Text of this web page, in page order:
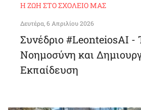
Η ΖΩΉ ΣΤΟ ΣΧΟΛΕΊΟ ΜΑΣ
Δευτέρα, 6 Απριλίου 2026
Συνέδριο #LeonteiosAI -
Νοημοσύνη και
Εκπαίδευση